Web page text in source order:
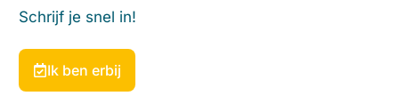
Schrijf je snel in!
Ik ben erbij